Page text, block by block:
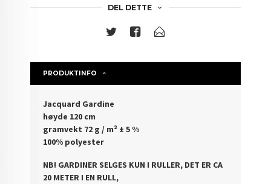
DEL DETTE
PRODUKTINFO
Jacquard Gardine
høyde 120 cm
gramvekt 72 g / m² ± 5 %
100% polyester
NB! GARDINER SELGES KUN I RULLER, DET ER CA
20 METER I EN RULL,